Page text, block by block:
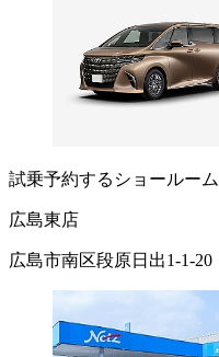
試乗予約するショールーム
広島東店
広島市南区段原日出1-1-20